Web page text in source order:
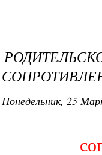
Понедельник, 25